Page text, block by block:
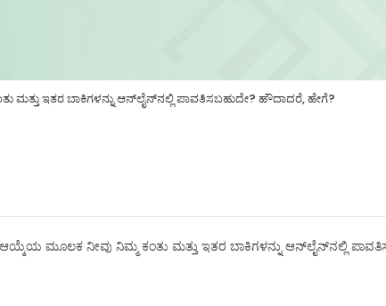
ಮತ್ತು ಇತರ ಬಾಕಿಗಳನ್ನು ಆನ್‌ಲೈನ್‌ನಲ್ಲಿ ಪಾವತಿಸಬಹುದೇ? ಹೌದಾದರೆ, ಹೇಗೆ?
ಮೂಲಕ ನೀವು ನಿಮ್ಮ ಕಂತು ಮತ್ತು ಇತರ ಬಾಕಿಗಳನ್ನು ಆನ್‌ಲೈನ್‌ನಲ್ಲಿ